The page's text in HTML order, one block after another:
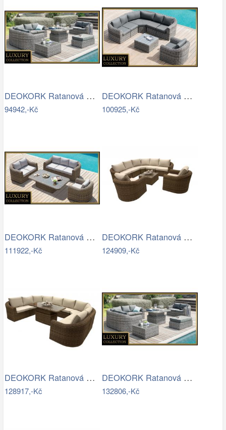
DEOKORK Ratanová modulová sestava…
94942,-Kč
DEOKORK Ratanová modulová sestava…
100925,-Kč
DEOKORK Ratanová modulová sestava…
111922,-Kč
DEOKORK Ratanová modulová sestava…
124909,-Kč
DEOKORK Ratanová modulová jídelní…
128917,-Kč
DEOKORK Ratanová modulová sestava…
132806,-Kč